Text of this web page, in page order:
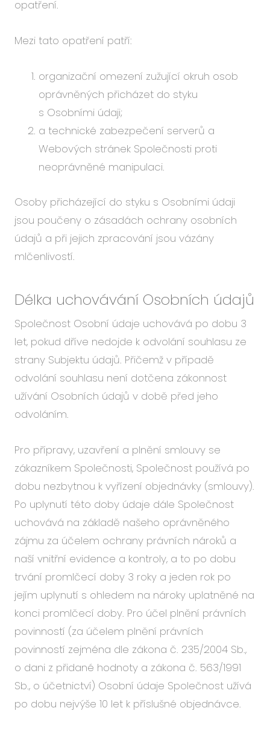
opatření.
Mezi tato opatření patří:
organizační omezení zužující okruh osob
oprávněných přicházet do styku
s Osobními údaji;
a technické zabezpečení serverů a
Webových stránek Společnosti proti
neoprávněné manipulaci.
Osoby přicházející do styku s Osobními údaji
jsou poučeny o zásadách ochrany osobních
údajů a při jejich zpracování jsou vázány
mlčenlivostí.
Délka uchovávání Osobních údajů
Společnost Osobní údaje uchovává po dobu 3
let, pokud dříve nedojde k odvolání souhlasu ze
strany Subjektu údajů. Přičemž v případě
odvolání souhlasu není dotčena zákonnost
užívání Osobních údajů v době před jeho
odvoláním.
Pro přípravy, uzavření a plnění smlouvy se
zákazníkem Společnosti, Společnost používá po
dobu nezbytnou k vyřízení objednávky (smlouvy).
Po uplynutí této doby údaje dále Společnost
uchovává na základě našeho oprávněného
zájmu za účelem ochrany právních nároků a
naší vnitřní evidence a kontroly, a to po dobu
trvání promlčecí doby 3 roky a jeden rok po
jejím uplynutí s ohledem na nároky uplatněné na
konci promlčecí doby. Pro účel plnění právních
povinností (za účelem plnění právních
povinností zejména dle zákona č. 235/2004 Sb.,
o dani z přidané hodnoty a zákona č. 563/1991
Sb., o účetnictví) Osobní údaje Společnost užívá
po dobu nejvýše 10 let k příslušné objednávce.